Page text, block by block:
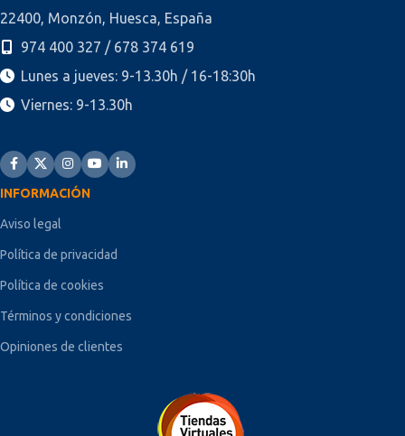
22400, Monzón, Huesca, España
974 400 327 / 678 374 619
Lunes a jueves: 9-13.30h / 16-18:30h
Viernes: 9-13.30h
INFORMACIÓN
Aviso legal
Política de privacidad
Política de cookies
Términos y condiciones
Opiniones de clientes